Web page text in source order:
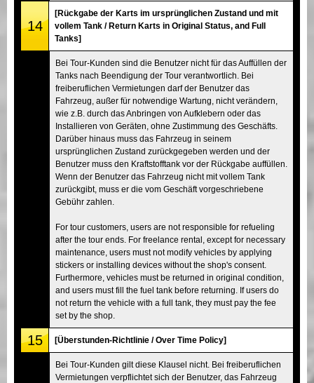
14
[Rückgabe der Karts im ursprünglichen Zustand und mit
vollem Tank / Return Karts in Original Status, and Full
Tanks]
Bei Tour-Kunden sind die Benutzer nicht für das Auffüllen der
Tanks nach Beendigung der Tour verantwortlich. Bei
freiberuflichen Vermietungen darf der Benutzer das
Fahrzeug, außer für notwendige Wartung, nicht verändern,
wie z.B. durch das Anbringen von Aufklebern oder das
Installieren von Geräten, ohne Zustimmung des Geschäfts.
Darüber hinaus muss das Fahrzeug in seinem
ursprünglichen Zustand zurückgegeben werden und der
Benutzer muss den Kraftstofftank vor der Rückgabe auffüllen.
Wenn der Benutzer das Fahrzeug nicht mit vollem Tank
zurückgibt, muss er die vom Geschäft vorgeschriebene
Gebühr zahlen.
For tour customers, users are not responsible for refueling
after the tour ends. For freelance rental, except for necessary
maintenance, users must not modify vehicles by applying
stickers or installing devices without the shop's consent.
Furthermore, vehicles must be returned in original condition,
and users must fill the fuel tank before returning. If users do
not return the vehicle with a full tank, they must pay the fee
set by the shop.
15 [Überstunden-Richtlinie / Over Time Policy]
Bei Tour-Kunden gilt diese Klausel nicht. Bei freiberuflichen
Vermietungen verpflichtet sich der Benutzer, das Fahrzeug